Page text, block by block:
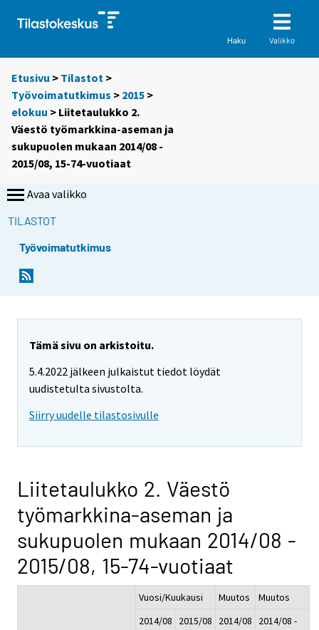
Haku Valikko
Etusivu > Tilastot >
Työvoimatutkimus > 2015 >
elokuu > Liitetaulukko 2.
Väestö työmarkkina-aseman ja
sukupuolen mukaan 2014/08 -
2015/08, 15-74-vuotiaat
Avaa valikko
TILASTOT
Työvoimatutkimus
Tämä sivu on arkistoitu.
5.4.2022 jälkeen julkaistut tiedot löydät
uudistetulta sivustolta.
Siirry uudelle tilastosivulle
Liitetaulukko 2. Väestö
työmarkkina-aseman ja
sukupuolen mukaan 2014/08 -
2015/08, 15-74-vuotiaat
Vuosi/Kuukausi Muutos
Muutos
2014/08
2015/08
2014/08
2014/08 -